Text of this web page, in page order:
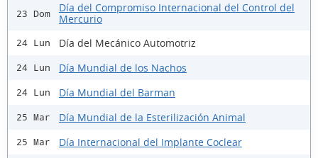
23 Dom
Día del Compromiso Internacional del Control del
Mercurio
24 Lun Día del Mecánico Automotriz
24 Lun Día Mundial de los Nachos
24 Lun Día Mundial del Barman
25 Mar Día Mundial de la Esterilización Animal
25 Mar Día Internacional del Implante Coclear